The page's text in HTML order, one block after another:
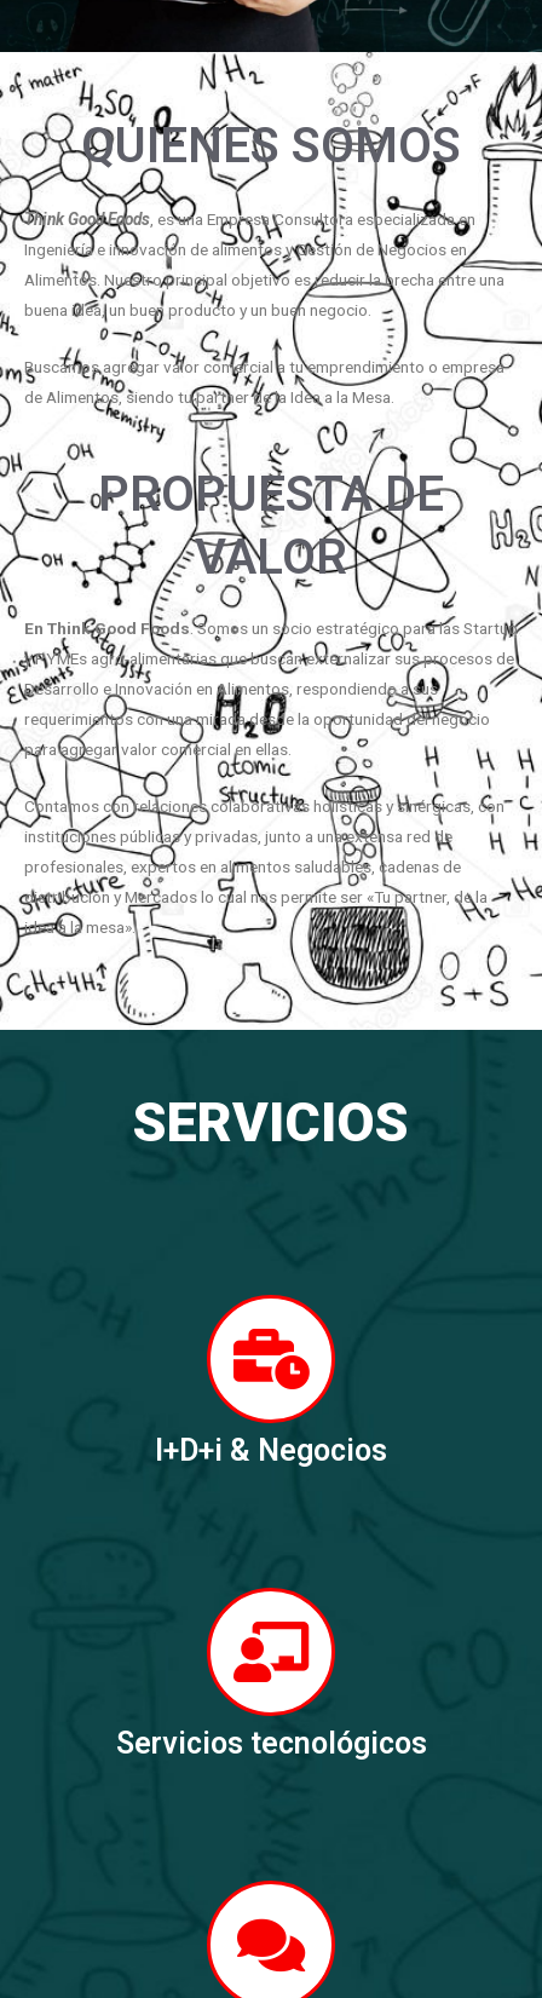
QUIENES SOMOS
Think Good Foods , es una Empresa Consultora especializada en
Ingeniería e innovación de alimentos y Gestión de Negocios en
Alimentos. Nuestro principal objetivo es reducir la brecha entre una
buena idea, un buen producto y un buen negocio.
Buscamos agregar valor comercial a tu emprendimiento o empresa
de Alimentos, siendo tu partner de la Idea a la Mesa.
PROPUESTA DE
VALOR
En ThinkGood Foods. Somos un socio estratégico para las Startup
y PYMEs agro-alimentarias que buscan externalizar sus procesos de
Desarrollo e Innovación en Alimentos, respondiendo a sus
requerimientos con una mirada desde la oportunidad del negocio
para agregar valor comercial en ellas.
Contamos con relaciones colaborativas holísticas y sinérgicas, con
instituciones públicas y privadas, junto a una extensa red de
profesionales, expertos en alimentos saludables, cadenas de
distribución y Mercados lo cual nos permite ser «Tu partner, de la
idea a la mesa».
SERVICIOS
I+D+i & Negocios
Servicios tecnológicos